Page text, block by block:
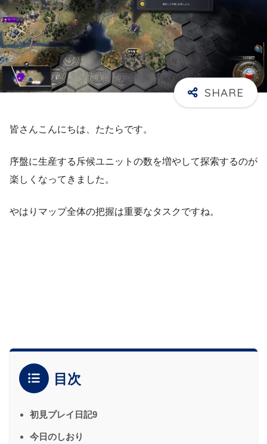
皆さんこんにちは、たたらです。
序盤に生産する斥候ユニットの数を増やして探索するのが
楽しくなってきました。
やはりマップ全体の把握は重要なタスクですね。
目次
初見プレイ日記9
今日のしおり